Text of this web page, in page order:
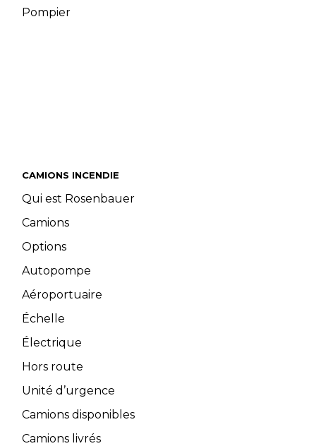
Pompier
CAMIONS INCENDIE
Qui est Rosenbauer
Camions
Options
Autopompe
Aéroportuaire
Échelle
Électrique
Hors route
Unité d’urgence
Camions disponibles
Camions livrés